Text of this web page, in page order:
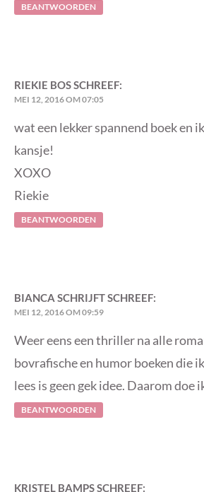
BEANTWOORDEN
RIEKIE BOSSCHREEF:
MEI 12, 2016 OM 07:05
wat een lekker spannend boek en
kansje!
XOXO
Riekie
BEANTWOORDEN
BIANCA SCHRIJFTSCHREEF:
MEI 12, 2016 OM 09:59
Weer eens een thriller na alle
bovrafische en humor boeken die
lees is geen gek idee. Daarom doe
BEANTWOORDEN
KRISTEL BAMPSSCHREEF: